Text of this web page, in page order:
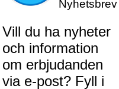
Nyhetsbrev
Vill du ha nyheter
och information
om erbjudanden
via e-post? Fyll i